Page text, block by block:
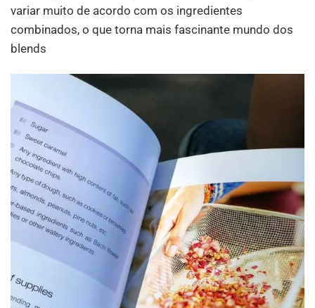
variar muito de acordo com os ingredientes
combinados, o que torna mais fascinante mundo dos
blends